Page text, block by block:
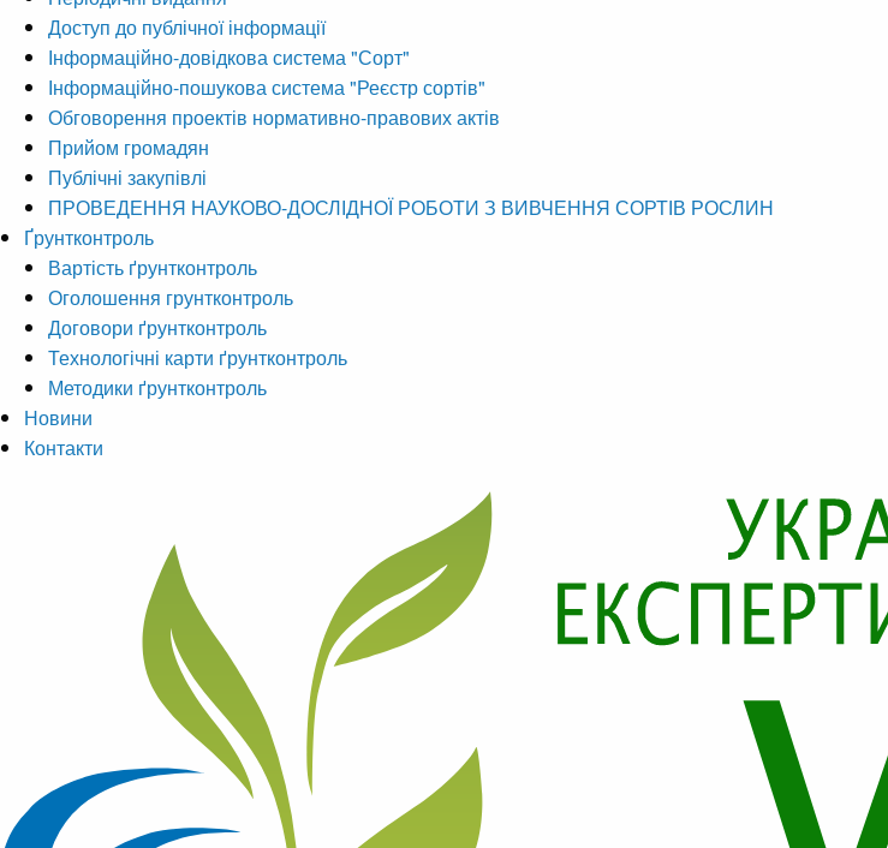
Доступ до публічної інформації
Інформаційно-довідкова система "Сорт"
Інформаційно-пошукова система "Реєстр сортів"
Обговорення проектів нормативно-правових актів
Прийом громадян
Публічні закупівлі
ПРОВЕДЕННЯ НАУКОВО-ДОСЛІДНОЇ РОБОТИ З ВИВЧЕННЯ СОРТІВ РОСЛИН
Ґрунтконтроль
Вартість ґрунтконтроль
Оголошення грунтконтроль
Договори ґрунтконтроль
Технологічні карти ґрунтконтроль
Методики ґрунтконтроль
Новини
Контакти